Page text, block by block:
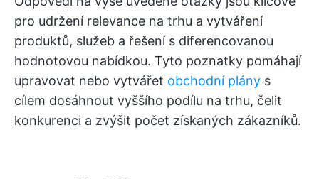
pro udržení relevance na trhu a vytváření
produktů, služeb a řešení s diferencovanou
hodnotovou nabídkou. Tyto poznatky pomáhají
upravovat nebo vytvářet obchodní plány s
cílem dosáhnout vyššího podílu na trhu, čelit
konkurenci a zvýšit počet získaných zákazníků.